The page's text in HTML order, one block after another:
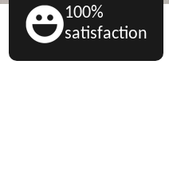
100%
satisfaction